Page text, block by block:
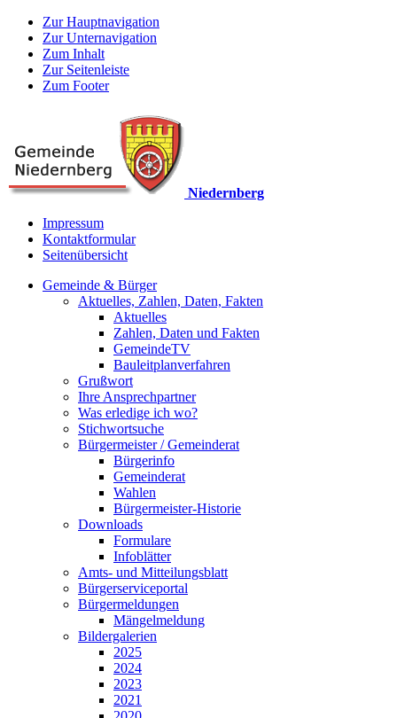
Zur Hauptnavigation
Zur Unternavigation
Zum Inhalt
Zur Seitenleiste
Zum Footer
Niedernberg
Impressum
Kontaktformular
Seitenübersicht
Gemeinde & Bürger
Aktuelles, Zahlen, Daten, Fakten
Aktuelles
Zahlen, Daten und Fakten
GemeindeTV
Bauleitplanverfahren
Grußwort
Ihre Ansprechpartner
Was erledige ich wo?
Stichwortsuche
Bürgermeister / Gemeinderat
Bürgerinfo
Gemeinderat
Wahlen
Bürgermeister-Historie
Downloads
Formulare
Infoblätter
Amts- und Mitteilungsblatt
Bürgerserviceportal
Bürgermeldungen
Mängelmeldung
Bildergalerien
2025
2024
2023
2021